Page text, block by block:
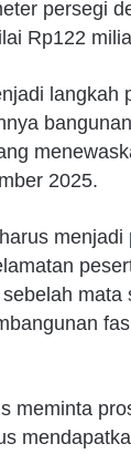
persegi
Rp122
langkah
2025.
menjadi
mata
meminta